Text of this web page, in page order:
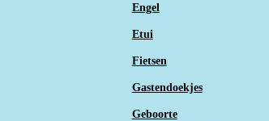
Engel
Etui
Fietsen
Gastendoekjes
Geboorte